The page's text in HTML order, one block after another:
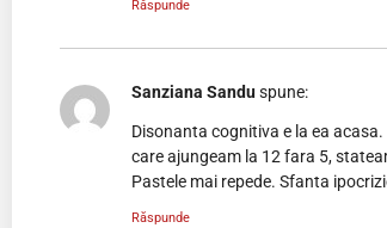
Răspunde
Sanziana Sanduspune:
Disonanta cognitiva e la ea
care ajungeam la 12 fara 5,
Pastele mai repede. Sfanta
Răspunde